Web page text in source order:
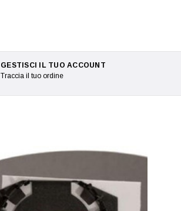
GESTISCI IL TUO ACCOUNT
Traccia il tuo ordine